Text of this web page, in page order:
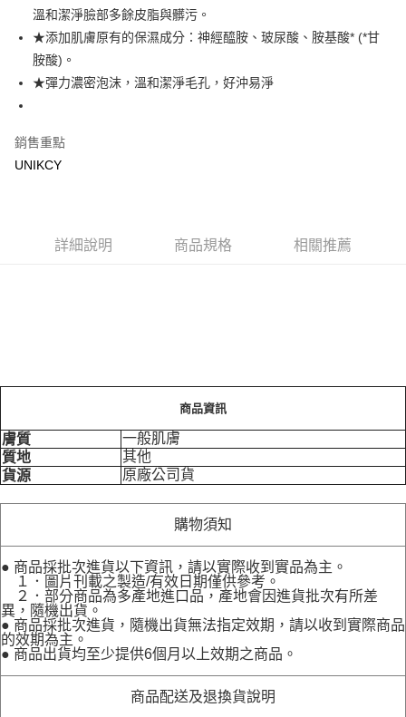
運送方式
7-11取貨付款［需3-5個工作天不含預購商品］
每筆NT$70，滿NT$499(含以上)免運費
每筆NT$70，滿NT$499(含以上)免運費
溫和潔淨臉部多餘皮脂與髒污。
★添加肌膚原有的保濕成分：神經醯胺、玻尿酸、胺基酸* (*甘
胺酸)。
★彈力濃密泡沫，溫和潔淨毛孔，好沖易淨
銷售重點
UNIKCY
詳細說明 商品規格 相關推薦
商品資訊
膚質
一般肌膚
質地
其他
貨源
原廠公司貨
購物須知
● 商品採批次進貨以下資訊，請以實際收到實品為主。
１．圖片刊載之製造/有效日期僅供參考。
２．部分商品為多產地進口品，產地會因進貨批次有所差
異，隨機出貨。
● 商品採批次進貨，隨機出貨無法指定效期，請以收到實際商品
的效期為主。
● 商品出貨均至少提供6個月以上效期之商品。
商品配送及退換貨說明